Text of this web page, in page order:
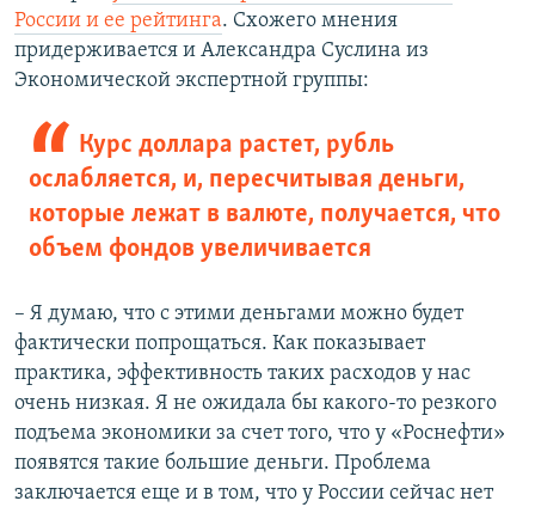
России и ее рейтинга. Схожего мнения
придерживается и Александра Суслина из
Экономической экспертной группы:
Курс доллара растет, рубль
ослабляется, и, пересчитывая деньги,
которые лежат в валюте, получается, что
объем фондов увеличивается
– Я думаю, что с этими деньгами можно будет
фактически попрощаться. Как показывает
практика, эффективность таких расходов у нас
очень низкая. Я не ожидала бы какого-то резкого
подъема экономики за счет того, что у «Роснефти»
появятся такие большие деньги. Проблема
заключается еще и в том, что у России сейчас нет